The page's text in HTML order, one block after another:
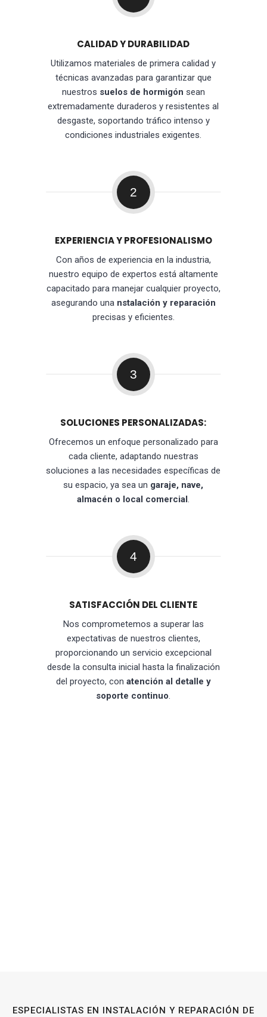
CALIDAD Y DURABILIDAD
Utilizamos materiales de primera calidad y
técnicas avanzadas para garantizar que
nuestros suelos de hormigón sean
extremadamente duraderos y resistentes al
desgaste, soportando tráfico intenso y
condiciones industriales exigentes.
2
EXPERIENCIA Y PROFESIONALISMO
Con años de experiencia en la industria,
nuestro equipo de expertos está altamente
capacitado para manejar cualquier proyecto,
asegurando una nstalación y reparación
precisas y eficientes.
3
SOLUCIONES PERSONALIZADAS:
Ofrecemos un enfoque personalizado para
cada cliente, adaptando nuestras
soluciones a las necesidades específicas de
su espacio, ya sea un garaje, nave,
almacén o local comercial.
4
SATISFACCIÓN DEL CLIENTE
Nos comprometemos a superar las
expectativas de nuestros clientes,
proporcionando un servicio excepcional
desde la consulta inicial hasta la finalización
del proyecto, con atención al detalle y
soporte continuo.
ESPECIALISTAS EN INSTALACIÓN Y REPARACIÓN DE